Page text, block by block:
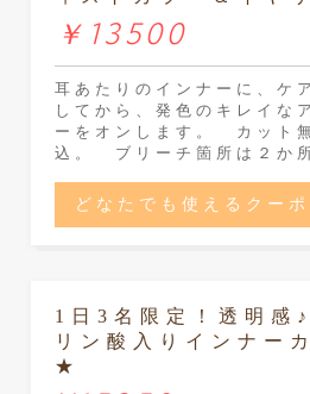
￥13500
耳あたりのインナーに、ケ
してから、発色のキレイな
ーをオンします。 カット
込。 ブリーチ箇所は２か
どなたでも使えるクーポ
1日3名限定！透明
リン酸入りインナー
★